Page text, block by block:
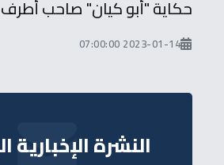
حكاية "أبو كيان" صاحب
2023-01-14 07:00:00
النشرة الإخبارية